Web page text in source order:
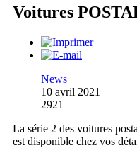
Voitures
News
10 avril 2021
2921
La série 2 des voitures
est disponible chez vos